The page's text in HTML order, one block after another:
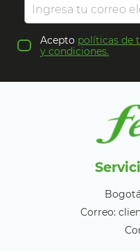
Acepto políticas de
y condiciones.
Correo: